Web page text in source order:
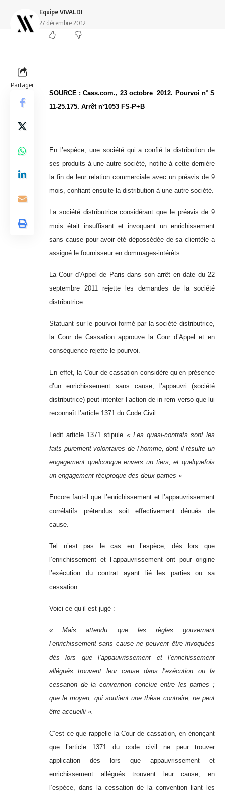
Equipe VIVALDI
27 décembre 2012
Partager
SOURCE : Cass.com., 23 octobre 2012. Pourvoi n° S
11-25.175. Arrêt n°1053 FS-P+B
En l’espèce, une société qui a confié la distribution de
ses produits à une autre société, notifie à cette dernière
la fin de leur relation commerciale avec un préavis de 9
mois, confiant ensuite la distribution à une autre société.
La société distributrice considérant que le préavis de 9
mois était insuffisant et invoquant un enrichissement
sans cause pour avoir été dépossédée de sa clientèle a
assigné le fournisseur en dommages-intérêts.
La Cour d’Appel de Paris dans son arrêt en date du 22
septembre 2011 rejette les demandes de la société
distributrice.
Statuant sur le pourvoi formé par la société distributrice,
la Cour de Cassation approuve la Cour d’Appel et en
conséquence rejette le pourvoi.
En effet, la Cour de cassation considère qu’en présence
d’un enrichissement sans cause, l’appauvri (société
distributrice) peut intenter l’action de in rem verso que lui
reconnaît l’article 1371 du Code Civil.
Ledit article 1371 stipule « Les quasi-contrats sont les
faits purement volontaires de l’homme, dont il résulte un
engagement quelconque envers un tiers, et quelquefois
un engagement réciproque des deux parties »
Encore faut-il que l’enrichissement et l’appauvrissement
corrélatifs prétendus soit effectivement dénués de
cause.
Tel n’est pas le cas en l’espèce, dés lors que
l’enrichissement et l’appauvrissement ont pour origine
l’exécution du contrat ayant lié les parties ou sa
cessation.
Voici ce qu’il est jugé :
« Mais attendu que les règles gouvernant
l’enrichissement sans cause ne peuvent être invoquées
dés lors que l’appauvrissement et l’enrichissement
allégués trouvent leur cause dans l’exécution ou la
cessation de la convention conclue entre les parties ;
que le moyen, qui soutient une thèse contraire, ne peut
être accueilli ».
C’est ce que rappelle la Cour de cassation, en énonçant
que l’article 1371 du code civil ne peur trouver
application dés lors que appauvrissement et
enrichissement allégués trouvent leur cause, en
l’espèce, dans la cessation de la convention liant les